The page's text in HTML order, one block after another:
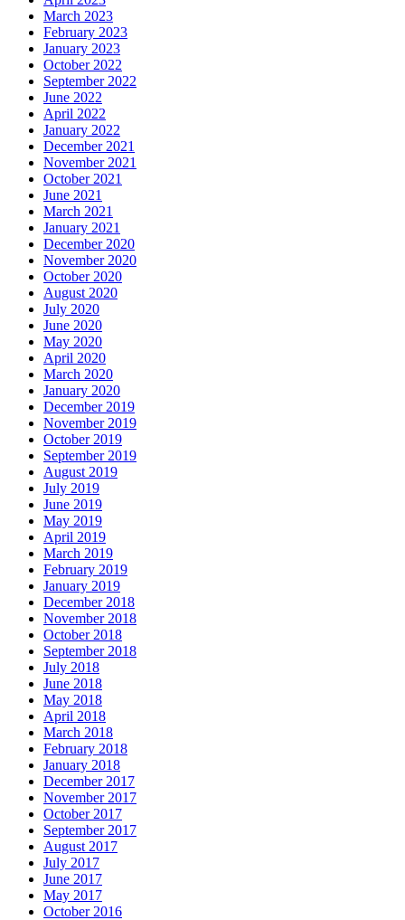
March 2023
February 2023
January 2023
October 2022
September 2022
June 2022
April 2022
January 2022
December 2021
November 2021
October 2021
June 2021
March 2021
January 2021
December 2020
November 2020
October 2020
August 2020
July 2020
June 2020
May 2020
April 2020
March 2020
January 2020
December 2019
November 2019
October 2019
September 2019
August 2019
July 2019
June 2019
May 2019
April 2019
March 2019
February 2019
January 2019
December 2018
November 2018
October 2018
September 2018
July 2018
June 2018
May 2018
April 2018
March 2018
February 2018
January 2018
December 2017
November 2017
October 2017
September 2017
August 2017
July 2017
June 2017
May 2017
October 2016